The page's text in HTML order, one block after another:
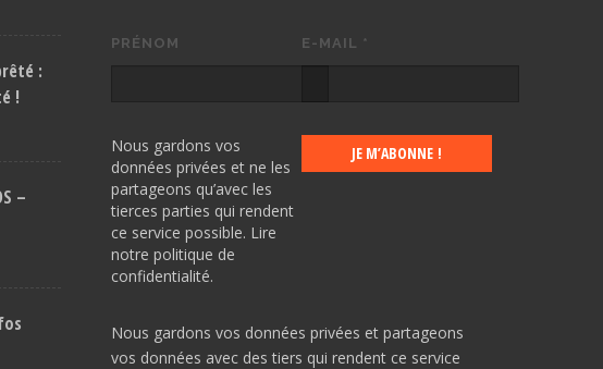
:
!
–
PRÉNOM E-MAIL *
Nous gardons vos
données privées et ne les
partageons qu’avec les
tierces parties qui rendent
ce service possible. Lire
notre politique de
confidentialité.
Nous gardons vos données privées et partageons
vos données avec des tiers qui rendent ce service